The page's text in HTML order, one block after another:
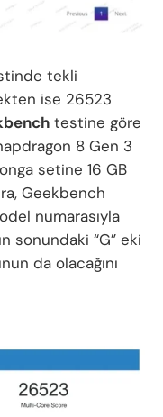
tekli
ise 26523
testine göre
8 Gen 3
setine 16 GB
Geekbench
numarasıyla
sonundaki “G” eki
da olacağını